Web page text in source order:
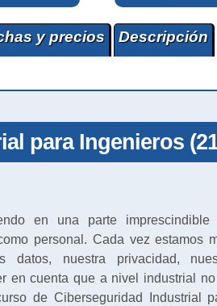
y precios Descripción
para Ingenieros
en una parte imprescindible
personal. Cada vez estamos
datos, nuestra privacidad,
en cuenta que a nivel industrial
de Ciberseguridad Industrial